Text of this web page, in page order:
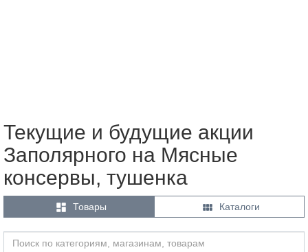
Текущие и будущие акции
Заполярного на Мясные
консервы, тушенка
 Товары  Каталоги